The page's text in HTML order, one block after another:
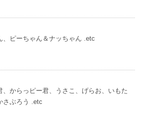
、ピーちゃん＆ナッちゃん .etc
、からっピー君、うさこ、げらお、いもた
さぶろう .etc